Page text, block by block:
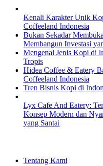
Kenali Karakter Unik
Coffeeland Indonesia
Bukan Sekadar
Membangun Investasi
Mengenal Jenis Kopi di
Tropis
Hidea Coffee & Eatery
Coffeeland Indonesia
Tren Bisnis Kopi di
Lyx Cafe And Eatery:
Konsep Modern dan
yang Santai
Tentang Kami